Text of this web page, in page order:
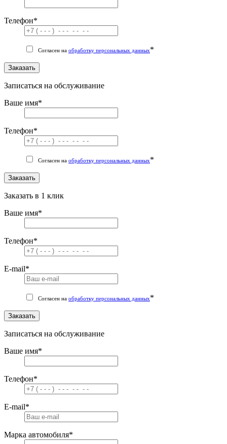
Телефон*
Согласен на обработку персональных данных*
Заказать
Записаться на обслуживание
Ваше имя*
Телефон*
Согласен на обработку персональных данных*
Заказать
Заказать в 1 клик
Ваше имя*
Телефон*
E-mail*
Согласен на обработку персональных данных*
Заказать
Записаться на обслуживание
Ваше имя*
Телефон*
E-mail*
Марка автомобиля*